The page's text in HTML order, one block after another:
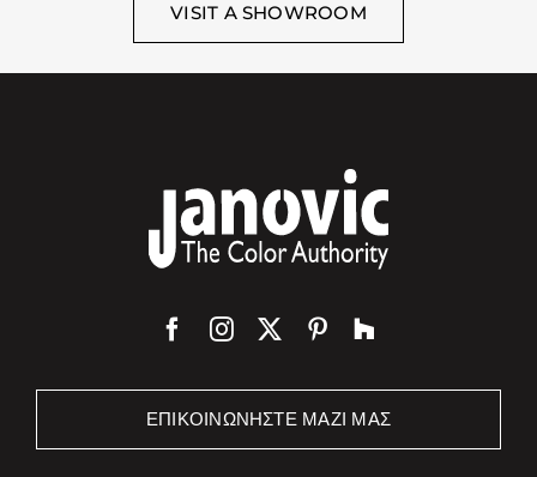
VISIT A SHOWROOM
ΕΠΙΚΟΙΝΩΝΉΣΤΕ ΜΑΖΊ ΜΑΣ